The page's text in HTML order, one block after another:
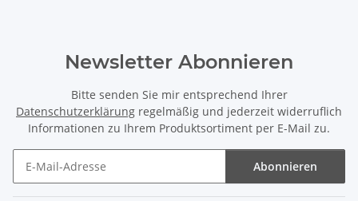
Newsletter Abonnieren
Bitte senden Sie mir entsprechend Ihrer
Datenschutzerklärung regelmäßig und jederzeit widerruflich
Informationen zu Ihrem Produktsortiment per E-Mail zu.
Abonnieren